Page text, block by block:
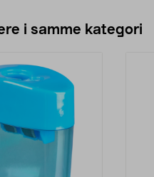
i samme kategori